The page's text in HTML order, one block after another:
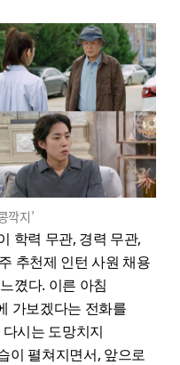
깍지’
학력 무관, 경력 무관,
추천제 인턴 사원 채용
꼈다. 이른 아침
가보겠다는 전화를
시는 도망치지
이 펼쳐지면서, 앞으로